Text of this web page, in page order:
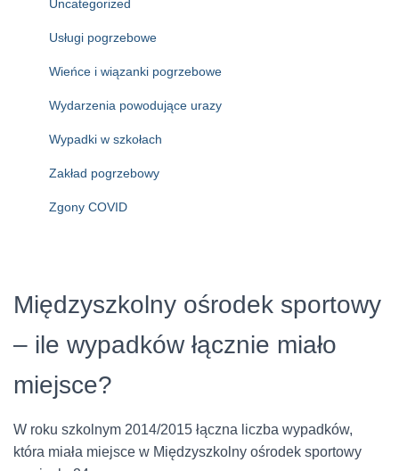
Uncategorized
Usługi pogrzebowe
Wieńce i wiązanki pogrzebowe
Wydarzenia powodujące urazy
Wypadki w szkołach
Zakład pogrzebowy
Zgony COVID
Międzyszkolny ośrodek sportowy
– ile wypadków łącznie miało
miejsce?
W roku szkolnym 2014/2015 łączna liczba wypadków,
która miała miejsce w Międzyszkolny ośrodek sportowy